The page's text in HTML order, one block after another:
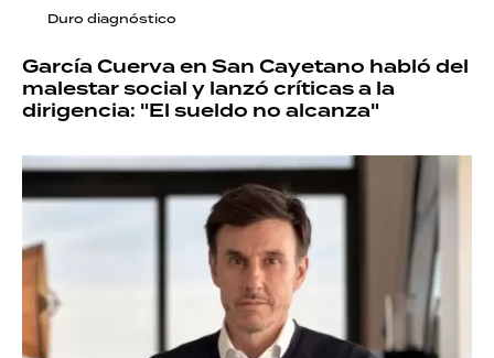
Duro diagnóstico
García Cuerva en San Cayetano habló del
malestar social y lanzó críticas a la
dirigencia: "El sueldo no alcanza"